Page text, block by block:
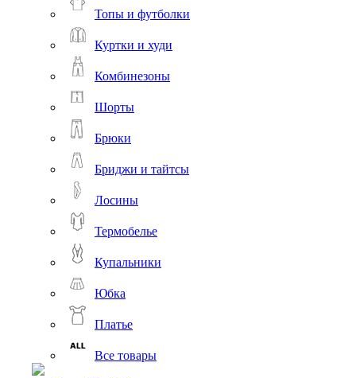
Топы и футболки
Куртки и худи
Комбинезоны
Шорты
Брюки
Бриджи и тайтсы
Лосины
Термобелье
Купальники
Юбка
Платье
Все товары